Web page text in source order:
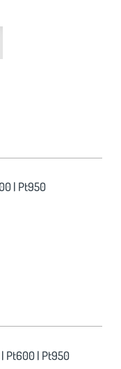
| Pt950
Pt600 | Pt950